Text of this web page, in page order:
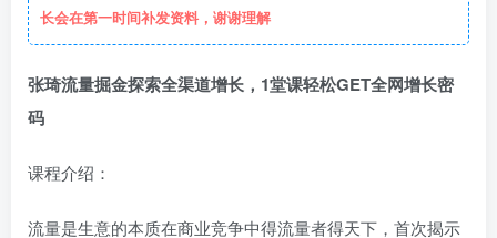
长会在第一时间补发资料，谢谢理解
张琦流量掘金探索全渠道增长，1堂课轻松GET全网增长密
码
课程介绍：
流量是生意的本质在商业竞争中得流量者得天下，首次揭示